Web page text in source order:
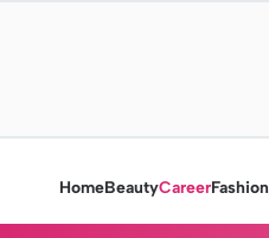
HomeBeautyCareerFashion